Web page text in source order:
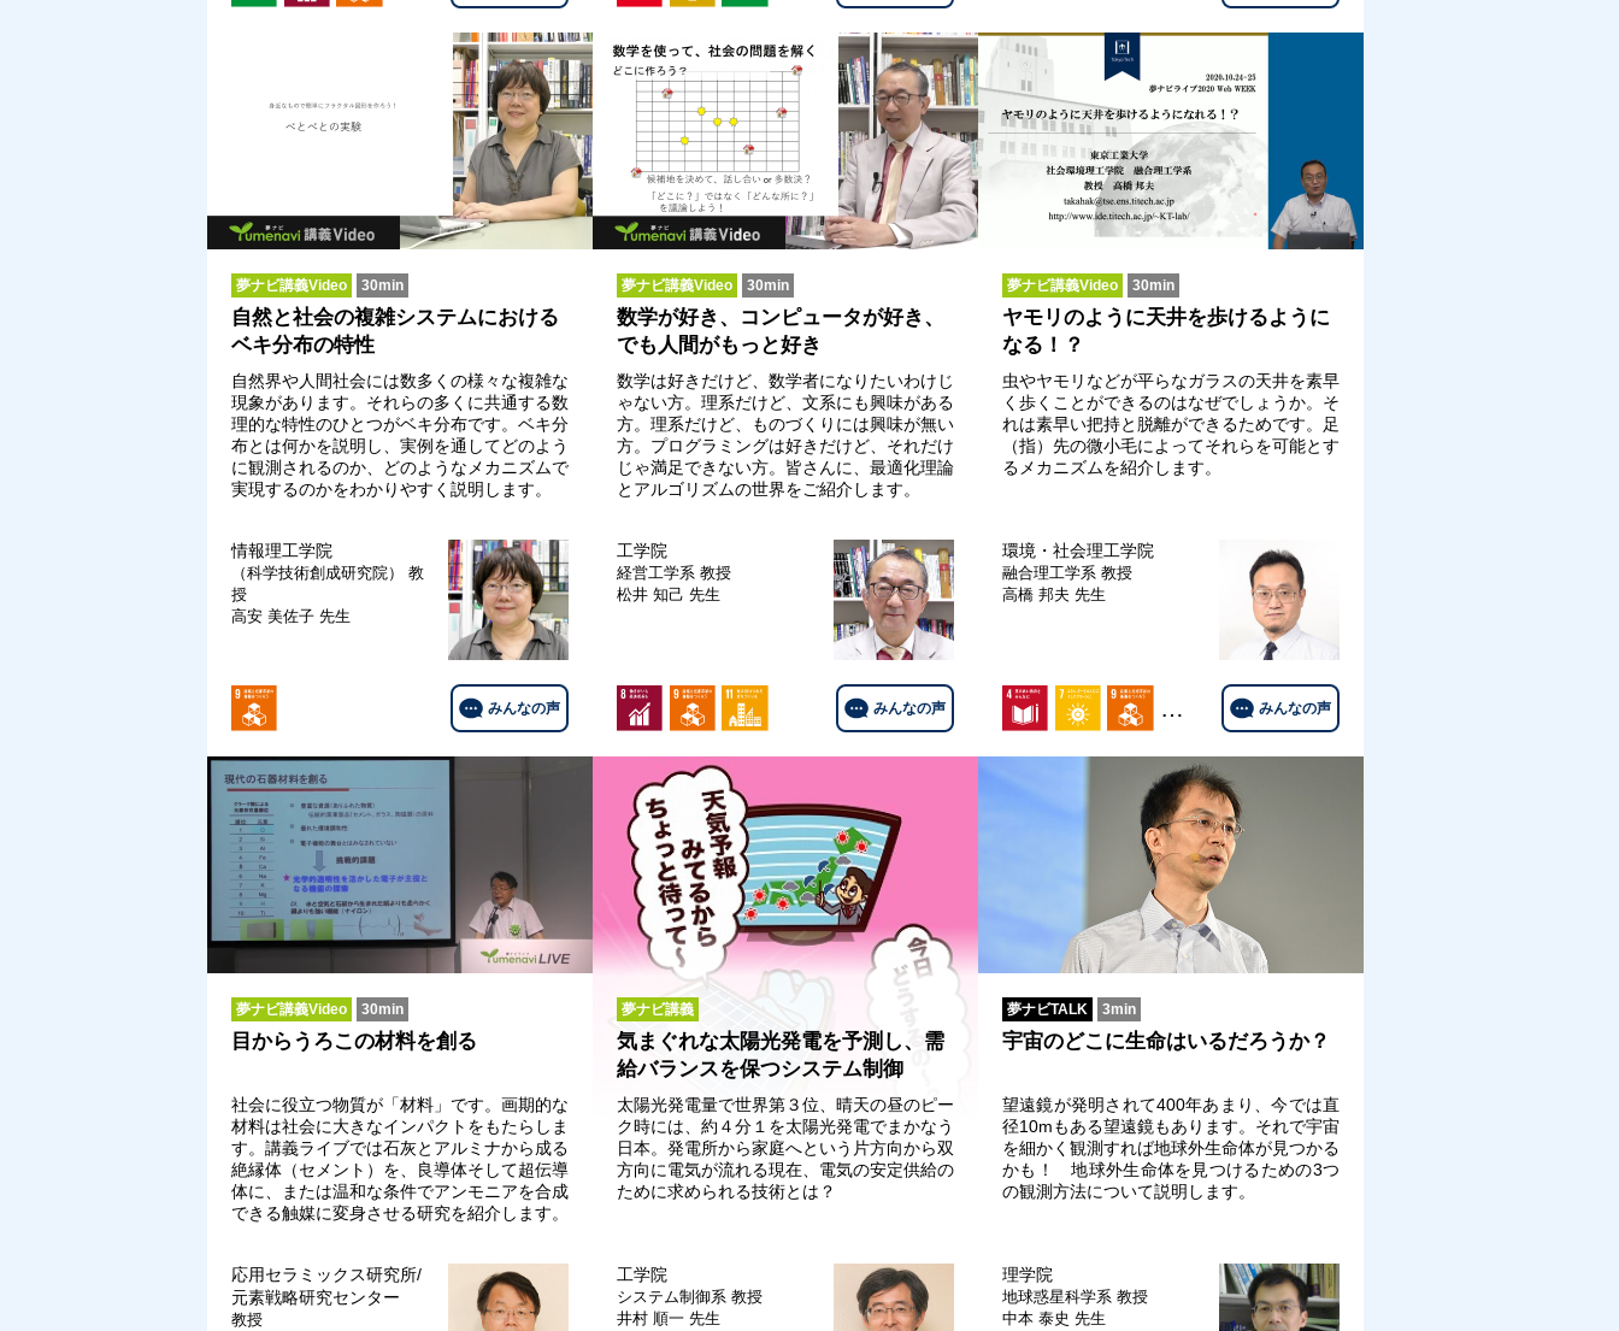
夢ナビ講義Video 30min
自然と社会の複雑システムにおける
ベキ分布の特性
自然界や人間社会には数多くの様々な複雑な
現象があります。それらの多くに共通する数
理的な特性のひとつがベキ分布です。ベキ分
布とは何かを説明し、実例を通してどのよう
に観測されるのか、どのようなメカニズムで
実現するのかをわかりやすく説明します。
情報理工学院
（科学技術創成研究院） 教
授
高安 美佐子 先生
みんなの声
夢ナビ講義Video 30min
数学が好き、コンピュータが好き、
でも人間がもっと好き
数学は好きだけど、数学者になりたいわけじ
ゃない方。理系だけど、文系にも興味がある
方。理系だけど、ものづくりには興味が無い
方。プログラミングは好きだけど、それだけ
じゃ満足できない方。皆さんに、最適化理論
とアルゴリズムの世界をご紹介します。
工学院
経営工学系 教授
松井 知己 先生
みんなの声
夢ナビ講義Video 30min
ヤモリのように天井を歩けるように
なる！？
虫やヤモリなどが平らなガラスの天井を素早
く歩くことができるのはなぜでしょうか。そ
れは素早い把持と脱離ができるためです。足
（指）先の微小毛によってそれらを可能とす
るメカニズムを紹介します。
環境・社会理工学院
融合理工学系 教授
高橋 邦夫 先生
… みんなの声
夢ナビ講義Video 30min
目からうろこの材料を創る
社会に役立つ物質が「材料」です。画期的な
材料は社会に大きなインパクトをもたらしま
す。講義ライブでは石灰とアルミナから成る
絶縁体（セメント）を、良導体そして超伝導
体に、または温和な条件でアンモニアを合成
できる触媒に変身させる研究を紹介します。
応用セラミックス研究所/
元素戦略研究センター
教授
夢ナビ講義
気まぐれな太陽光発電を予測し、需
給バランスを保つシステム制御
太陽光発電量で世界第３位、晴天の昼のピー
ク時には、約４分１を太陽光発電でまかなう
日本。発電所から家庭へという片方向から双
方向に電気が流れる現在、電気の安定供給の
ために求められる技術とは？
工学院
システム制御系 教授
井村 順一 先生
夢ナビTALK 3min
宇宙のどこに生命はいるだろうか？
望遠鏡が発明されて400年あまり、今では直
径10mもある望遠鏡もあります。それで宇宙
を細かく観測すれば地球外生命体が見つかる
かも！ 地球外生命体を見つけるための3つ
の観測方法について説明します。
理学院
地球惑星科学系 教授
中本 泰史 先生